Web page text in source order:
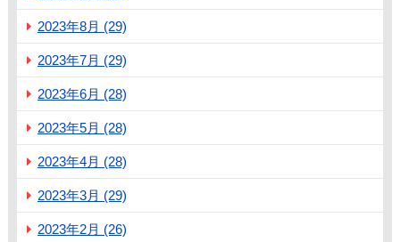
2023年8月 (29)
2023年7月 (29)
2023年6月 (28)
2023年5月 (28)
2023年4月 (28)
2023年3月 (29)
2023年2月 (26)